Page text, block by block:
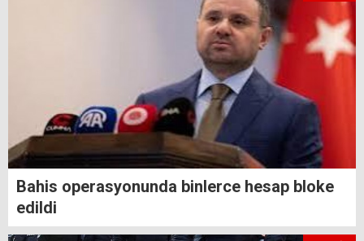
Bahis operasyonunda binlerce hesap bloke
edildi